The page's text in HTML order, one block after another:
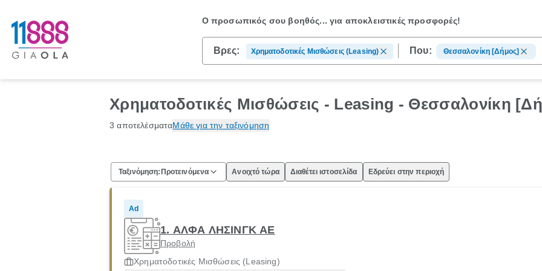
Ο προσωπικός σου βοηθός...για αποκλειστικές προσφορές!
Βρες: Χρηματοδοτικές Μισθώσεις (Leasing) Που: Θεσσαλονίκη [Δήμος]
Χρηματοδοτικές Μισθώσεις - Leasing - Θεσσαλονίκη
3 αποτελέσματαΜάθε για την ταξινόμηση
Ταξινόμηση: Προτεινόμενα Ανοιχτό τώρα Διαθέτει ιστοσελίδα Εδρεύει στην περιοχή
Ad
1. ΑΛΦΑ ΛΗΣΙΝΓΚ ΑΕ
Προβολή
Χρηματοδοτικές Μισθώσεις (Leasing)